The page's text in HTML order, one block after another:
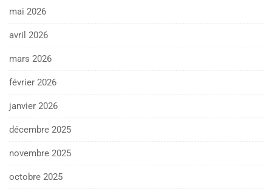
mai 2026
avril 2026
mars 2026
février 2026
janvier 2026
décembre 2025
novembre 2025
octobre 2025